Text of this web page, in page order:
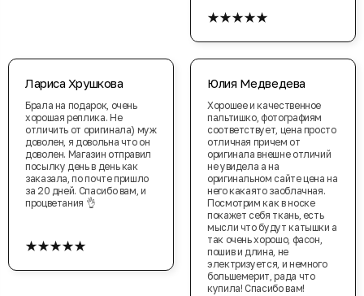
★★★★★
Лариса Хрушкова
Брала на подарок, очень
хорошая реплика. Не
отличить от оригинала) муж
доволен, я довольна что он
доволен. Магазин отправил
посылку день в день как
заказала, по почте пришло
за 20 дней. Спасибо вам, и
процветания 👌
★★★★★
Юлия Медведева
Хорошее и качественное
пальтишко, фотографиям
соответствует, цена просто
отличная причем от
оригинала внешне отличий
не увидела а на
оригинальном сайте цена на
него какаято заоблачная.
Посмотрим как в носке
покажет себя ткань, есть
мысли что будут катышки а
так очень хорошо, фасон,
пошив и длина, не
электризуется, и немного
большемерит, рада что
купила! Спасибо вам!